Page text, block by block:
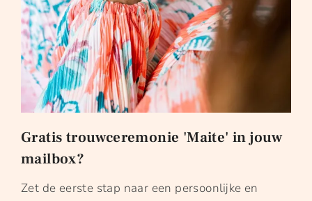
Gratis trouwceremonie 'Maite' in jouw
mailbox?
Zet de eerste stap naar een persoonlijke en